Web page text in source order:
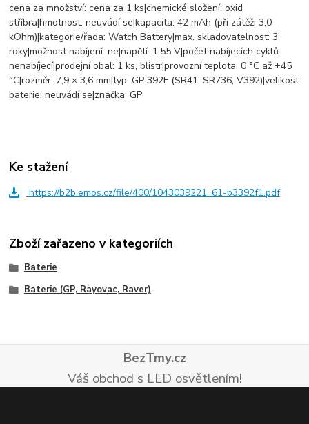
cena za množství: cena za 1 ks|chemické složení: oxid
stříbra|hmotnost: neuvádí se|kapacita: 42 mAh (při zátěži 3,0
kOhm)|kategorie/řada: Watch Battery|max. skladovatelnost: 3
roky|možnost nabíjení: ne|napětí: 1,55 V|počet nabíjecích cyklů:
nenabíjecí|prodejní obal: 1 ks, blistr|provozní teplota: 0 °C až +45
°C|rozměr: 7,9 × 3,6 mm|typ: GP 392F (SR41, SR736, V392)|velikost
baterie: neuvádí se|značka: GP
Ke stažení
https://b2b.emos.cz/file/400/1043039221_61-b3392f1.pdf
Zboží zařazeno v kategoriích
Baterie
Baterie (GP, Rayovac, Raver)
BezTmy.cz
Váš obchod s LED osvětlením!